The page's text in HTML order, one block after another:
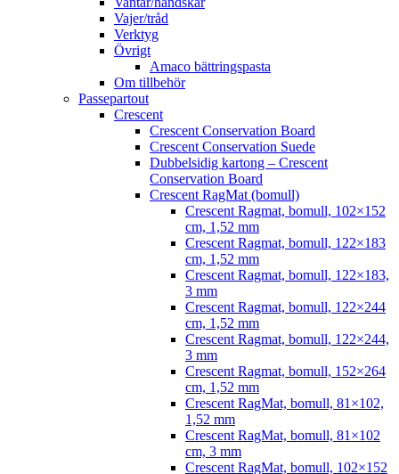
Vajer/tråd
Verktyg
Övrigt
Amaco bättringspasta
Om tillbehör
Passepartout
Crescent
Crescent Conservation Board
Crescent Conservation Suede
Dubbelsidig kartong – Crescent
Conservation Board
Crescent RagMat (bomull)
Crescent Ragmat, bomull, 102×152
cm, 1,52 mm
Crescent Ragmat, bomull, 122×183
cm, 1,52 mm
Crescent Ragmat, bomull, 122×183,
3 mm
Crescent Ragmat, bomull, 122×244
cm, 1,52 mm
Crescent Ragmat, bomull, 122×244,
3 mm
Crescent Ragmat, bomull, 152×264
cm, 1,52 mm
Crescent RagMat, bomull, 81×102,
1,52 mm
Crescent RagMat, bomull, 81×102
cm, 3 mm
Crescent RagMat, bomull, 102×152